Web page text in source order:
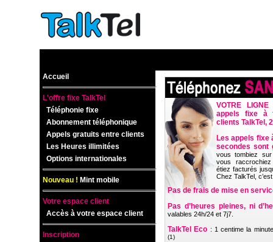
Accueil
L'offre fixe TalkTel
Téléphonie fixe
Abonnement téléphonique
Appels gratuits entre clients
Les Heures illimitées
Options internationales
Nouveau ! Mint mobile
Votre espace client
Accès à votre espace client
Inscription
VOTRE
appels fixe à
clients TalkTel,
Les appels fixe
secondes sont
vous tombiez
vous raccrochiez
étiez facturés
Chez TalkTel,
Pas de frais de mise en
Pas d’heures pleines, ni
valables 24h/24 et 7j7.
TalkTel Eco : 1 centime la
(1)